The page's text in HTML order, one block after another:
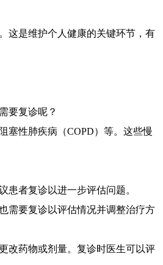
这是维护个人健康的关键环节，有
要复诊呢？
塞性肺疾病（COPD）等。这些慢
者复诊以进一步评估问题。
需要复诊以评估情况并调整治疗方
改药物或剂量。复诊时医生可以评